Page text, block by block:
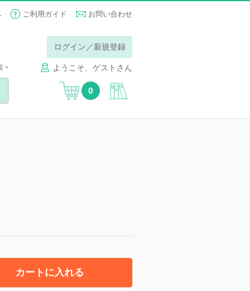
ご利用ガイド お問い合わせ
ログイン／新規登録
ようこそ、ゲストさん
0
カートに入れる